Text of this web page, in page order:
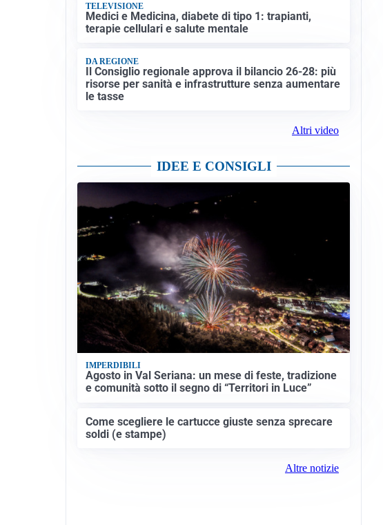
TELEVISIONE
Medici e Medicina, diabete di tipo 1: trapianti,
terapie cellulari e salute mentale
DA REGIONE
Il Consiglio regionale approva il bilancio 26-28: più
risorse per sanità e infrastrutture senza aumentare
le tasse
Altri video
IDEE E CONSIGLI
IMPERDIBILI
Agosto in Val Seriana: un mese di feste, tradizione
e comunità sotto il segno di “Territori in Luce”
Come scegliere le cartucce giuste senza sprecare
soldi (e stampe)
Altre notizie